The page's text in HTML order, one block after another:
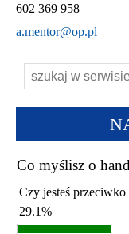
602 369 958
a.mentor@op.pl
Co myślisz o
Czy jesteś
29.1%